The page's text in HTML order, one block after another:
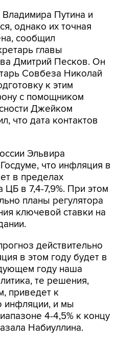
Путина и
однако их точная
сообщил
главы
Дмитрий Песков. Он
Совбеза Николай
к этим
с помощником
Джейком
что дата контактов
Эльвира
что инфляция в
в пределах
ЦБ в 7,4-7,9%. При этом
планы регулятора
ключевой ставки на
действительно
в этом году будет в
году наша
те решения,
приведет к
инфляции, и мы
4-4,5% к концу
Набиуллина.